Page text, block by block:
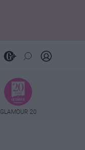
GLAMOUR 20